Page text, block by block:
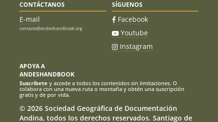
CONTÁCTANOS
E-mail
contacto@andeshandbook.org
SÍGUENOS
Facebook
Youtube
Instagram
APOYA A
ANDESHANDBOOK
Suscríbete y accede a todos los contenidos sin limitaciones. O
colabora con una nueva ruta o montaña y obtén una suscripción
gratis y de por vida.
© 2026 Sociedad Geográfica de Documentación
Andina, todos los derechos reservados. Santiago de